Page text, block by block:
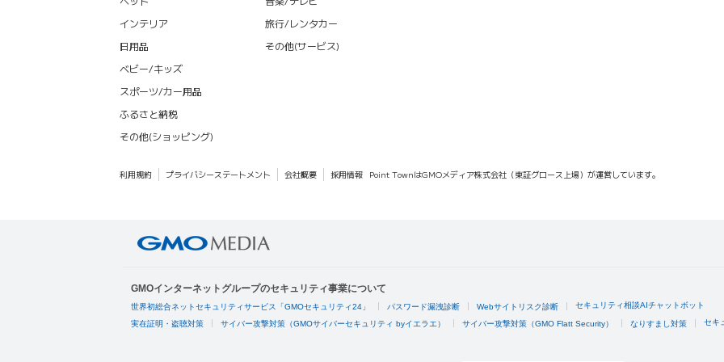
インテリア
日用品
ベビー/キッズ
スポーツ/カー用品
ふるさと納税
その他(ショッピング)
旅行/レンタカー
その他(サービス)
利用規約 プライバシーステートメント 会社概要 採用情報 Point TownはGMOメディア株式会社（東証グロース上場）が運営しています。
GMOインターネットグループのセキュリティ事業について
世界初総合ネットセキュリティサービス「GMOセキュリティ24」 パスワード漏洩診断 Webサイトリスク診断 セキュリティ相談AIチャットボット
実在証明・盗聴対策 サイバー攻撃対策（GMOサイバーセキュリティ byイエラエ） サイバー攻撃対策（GMO Flatt Security） なりすまし対策 セキ